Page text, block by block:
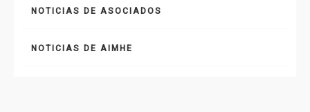
NOTICIAS DE ASOCIADOS
NOTICIAS DE AIMHE